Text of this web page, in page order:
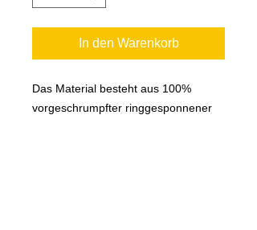
In den Warenkorb
Das Material besteht aus 100%
vorgeschrumpfter ringgesponnener